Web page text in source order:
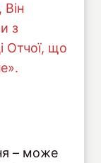
з
Отчої, що
– може